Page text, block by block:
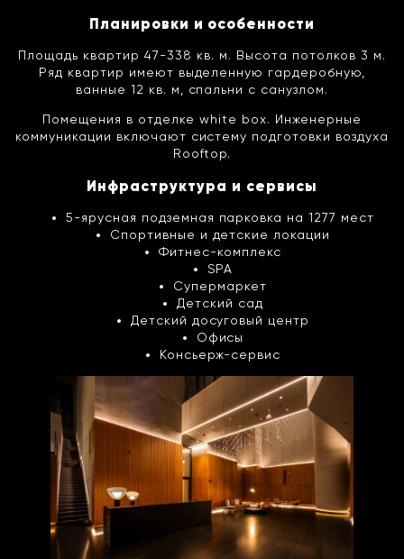
Планировки и особенности
Площадь квартир 47-338 кв. м. Высота потолков 3 м.
Ряд квартир имеют выделенную гардеробную,
ванные 12 кв. м, спальни с санузлом.
Помещения в отделке white box. Инженерные
коммуникации включают систему подготовки воздуха
Rooftop.
Инфраструктура и сервисы
5-ярусная подземная парковка на 1277 мест
Спортивные и детские локации
Фитнес-комплекс
SPA
Супермаркет
Детский сад
Детский досуговый центр
Офисы
Консьерж-сервис